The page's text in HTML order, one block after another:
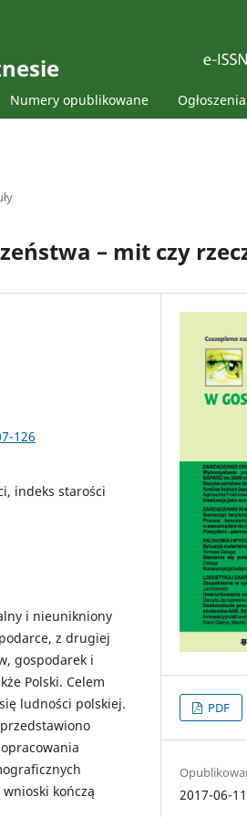
Numery opublikowane Ogłoszenia
– mit czy
126
indeks starości
i nieunikniony
z drugiej
gospodarek i
Polski. Celem
ludności polskiej.
kończą
PDF
2017-06-11